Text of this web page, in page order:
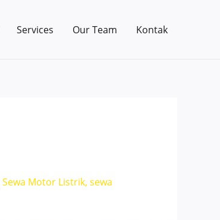
Services Our Team Kontak
Sewa Motor Listrik, sewa